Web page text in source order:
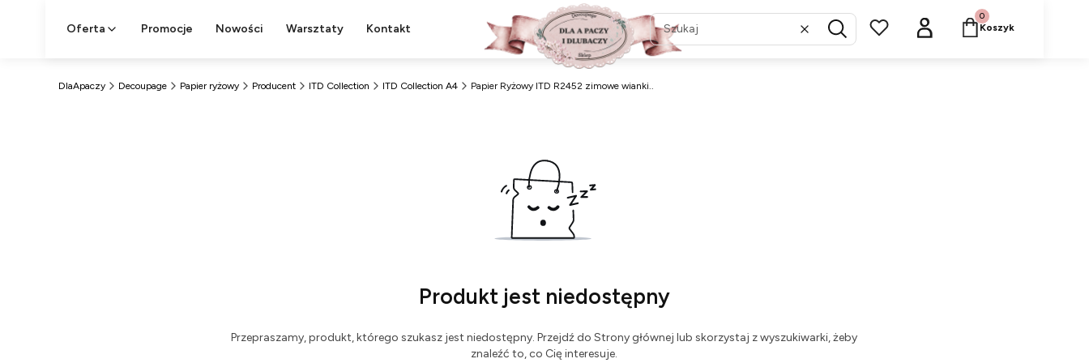
Oferta Promocje Nowości Warsztaty Kontakt WyczyśćSzukaj
Produkty w koszyku:
Koszyk
DlaApaczy Decoupage Papier ryżowy Producent ITD Collection ITD Collection A4 Papier Ryżowy ITD R2452 zimowe wianki..
Produkt jest niedostępny
Przepraszamy, produkt, którego szukasz jest niedostępny. Przejdź do Strony głównej lub skorzystaj z wyszukiwarki, żeby
znaleźć to, co Cię interesuje.